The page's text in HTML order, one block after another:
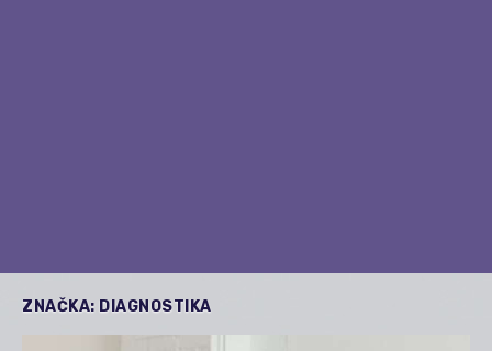
ZNAČKA: DIAGNOSTIKA